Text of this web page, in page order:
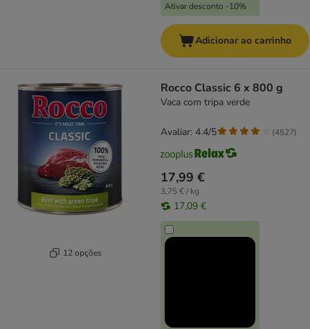
Ativar desconto -10%
Adicionar ao carrinho
12 opções
Rocco Classic 6 x 800 g
Vaca com tripa verde
17,99 €
3,75 € / kg
17,09 €
Avaliar: 4.4/5 (4527)